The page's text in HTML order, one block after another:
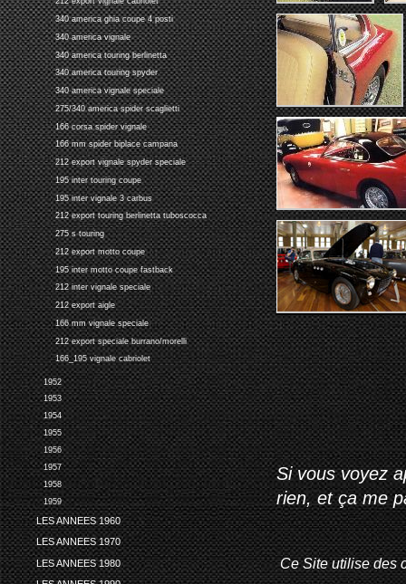
340 america ghia coupe 4 posti
340 america vignale
340 america touring berlinetta
340 america touring spyder
340 america vignale speciale
275/340 america spider scaglietti
166 corsa spider vignale
166 mm spider biplace campana
212 export vignale spyder speciale
195 inter touring coupe
195 inter vignale 3 carbus
212 export touring berlinetta tuboscocca
275 s touring
212 export motto coupe
195 inter motto coupe fastback
212 inter vignale speciale
212 export aigle
166 mm vignale speciale
212 export speciale burrano/morelli
166_195 vignale cabriolet
1952
1953
1954
1955
1956
1957
1958
1959
LES ANNEES 1960
LES ANNEES 1970
LES ANNEES 1980
Si vous voyez
rien, et ça me
Ce Site utilise des